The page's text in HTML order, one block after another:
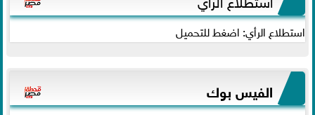
استطلاع الرأي: اضغط للتحميل
الفيس بوك